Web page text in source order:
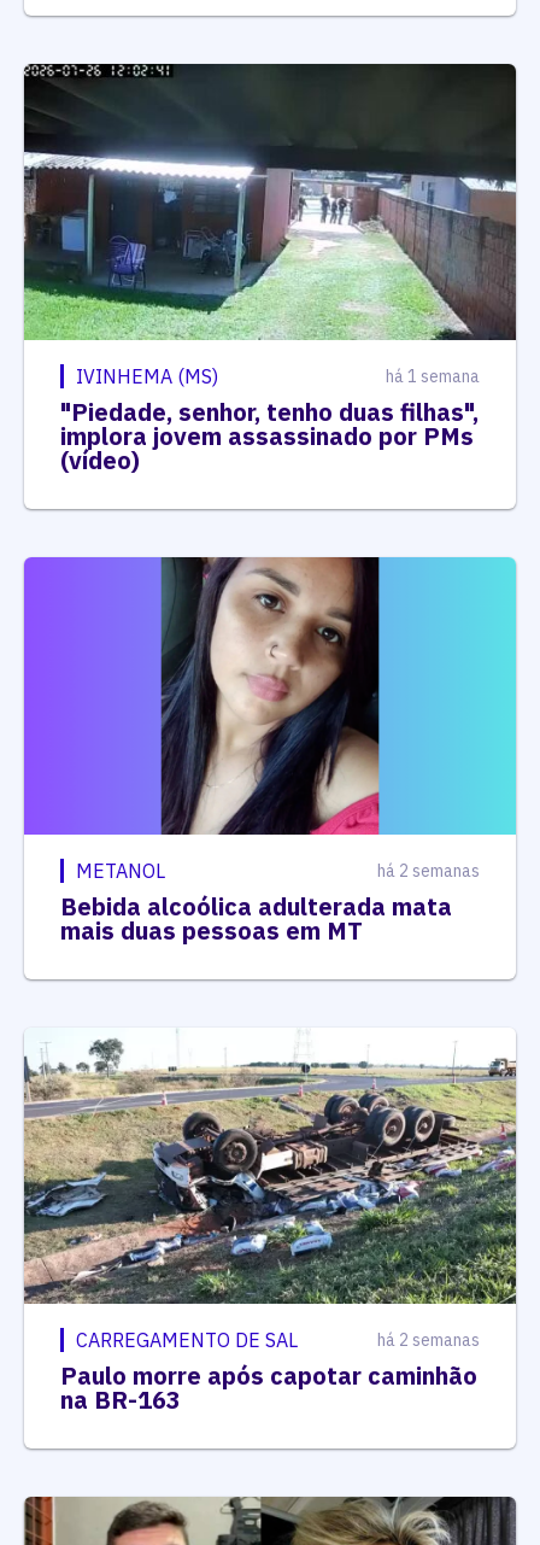
IVINHEMA (MS) há 1 semana
"Piedade, senhor, tenho duas filhas",
implora jovem assassinado por PMs
(vídeo)
METANOL há 2 semanas
Bebida alcoólica adulterada mata
mais duas pessoas em MT
CARREGAMENTO DE SAL há 2 semanas
Paulo morre após capotar caminhão
na BR-163